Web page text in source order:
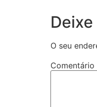
O seu
Comentário